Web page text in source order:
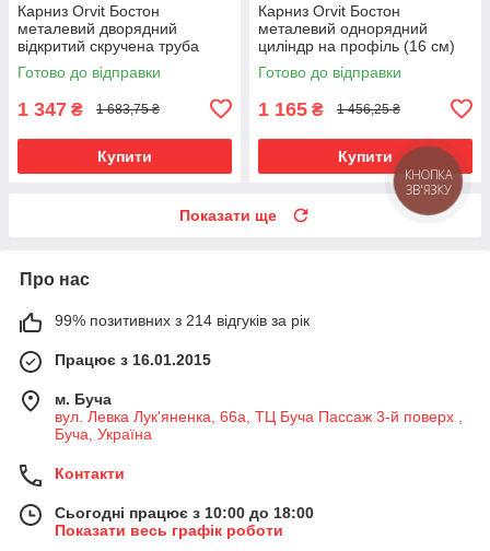
Карниз Orvit Бостон
металевий дворядний
відкритий скручена труба
кільце металеве Сатин 19\19
мм 300 см (00-00023193)
Готово до відправки
1 347 ₴ 1 683,75 ₴
Купити
Карниз Orvit Бостон
металевий однорядний
циліндр на профіль (16 см)
профільна труба Сатин 19
мм 300 см (00-00015083)
Готово до відправки
1 165 ₴ 1 456,25 ₴
Купити
Показати ще
Про нас
99% позитивних з 214 відгуків за рік
Працює з 16.01.2015
м. Буча
вул. Левка Лук'яненка, 66а, ТЦ Буча Пассаж 3-й поверх ,
Буча, Україна
Контакти
Сьогодні працює з 10:00 до 18:00
Показати весь графік роботи
КНОПКА
ЗВ'ЯЗКУ